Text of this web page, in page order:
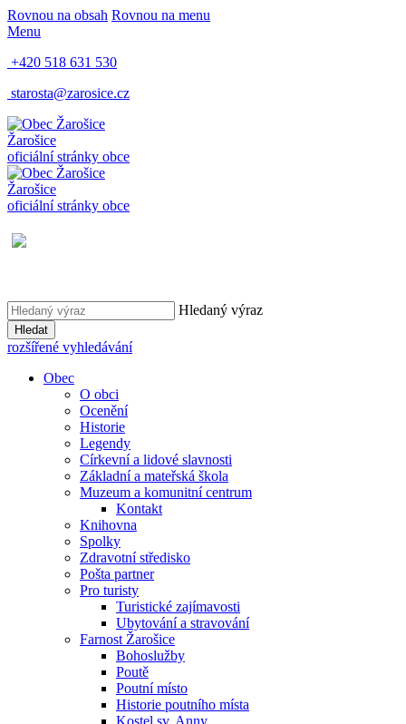
Rovnou na obsah Rovnou na menu
Menu
+420 518 631 530
starosta@zarosice.cz
Žarošice
oficiální stránky obce
Žarošice
oficiální stránky obce
Hledaný výraz
Hledat
rozšířené vyhledávání
Obec
O obci
Ocenění
Historie
Legendy
Církevní a lidové slavnosti
Základní a mateřská škola
Muzeum a komunitní centrum
Kontakt
Knihovna
Spolky
Zdravotní středisko
Pošta partner
Pro turisty
Turistické zajímavosti
Ubytování a stravování
Farnost Žarošice
Bohoslužby
Poutě
Poutní místo
Historie poutního místa
Kostel sv. Anny